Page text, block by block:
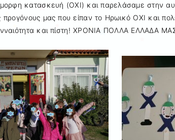
κατασκευή (ΟΧΙ) και παρελάσαμε στην
προγόνους μας που είπαν το Ηρωικό ΟΧΙ και
και πίστη! ΧΡΟΝΙΑ ΠΟΛΛΑ ΕΛΛΑΔΑ